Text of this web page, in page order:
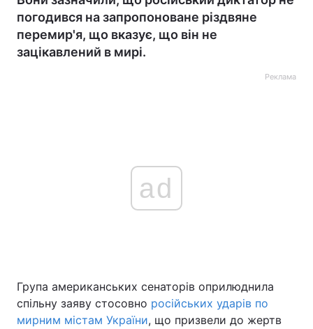
погодився на запропоноване різдвяне
перемир'я, що вказує, що він не
зацікавлений в мирі.
Реклама
ad
Група американських сенаторів оприлюднила
спільну заяву стосовно російських ударів по
мирним містам України, що призвели до жертв